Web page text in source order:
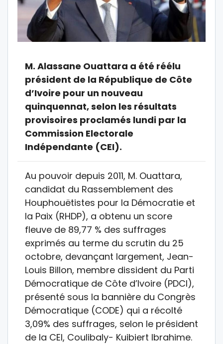
M. Alassane Ouattara a été réélu
président de la République de Côte
d’Ivoire pour un nouveau
quinquennat, selon les résultats
provisoires proclamés lundi par la
Commission Electorale
Indépendante (CEI).
Au pouvoir depuis 2011, M. Ouattara,
candidat du Rassemblement des
Houphouëtistes pour la Démocratie et
la Paix (RHDP), a obtenu un score
fleuve de 89,77 % des suffrages
exprimés au terme du scrutin du 25
octobre, devançant largement, Jean-
Louis Billon, membre dissident du Parti
Démocratique de Côte d’Ivoire (PDCI),
présenté sous la bannière du Congrès
Démocratique (CODE) qui a récolté
3,09% des suffrages, selon le président
de la CEI, Coulibaly- Kuibiert Ibrahime.